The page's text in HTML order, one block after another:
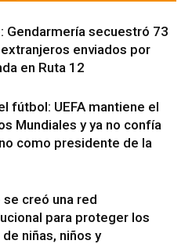
Gendarmería secuestró 73
enviados por
en Ruta 12
fútbol: UEFA mantiene el
Mundiales y ya no confía
como presidente de la
se creó una red
para proteger los
niñas, niños y